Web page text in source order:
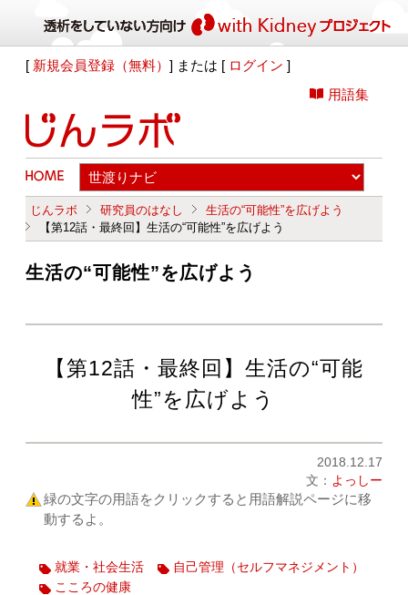
[ 新規会員登録（無料）] または [ ログイン ]
用語集
じんラボ 研究員のはなし
生活の“可能性”を広げよう
【第12話・最終回】生活の“可能性”を広げよう
生活の“可能性”を広げよう
【第12話・最終回】生活の“可能
性”を広げよう
2018.12.17
文： よっしー
緑の文字の用語をクリックすると用語解説ページに移
動するよ。
就業・社会生活
自己管理（セルフマネジメント）
こころの健康